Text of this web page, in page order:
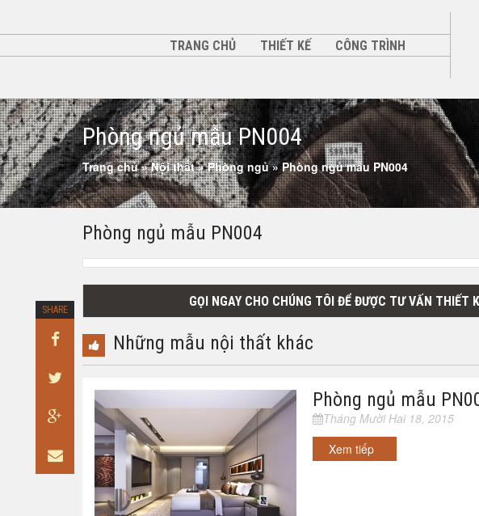
CÔNG TRÌNH
THIẾT KẾ
TRANG CHỦ
Phòng ngủ mẫu PN004
Trang chủ»Nội thất»Phòng ngủ»Phòng ngủ mẫu PN004
SHARE
Phòng ngủ mẫu PN004
GỌI NGAY CHO CHÚNG TÔI ĐỂ ĐƯỢC TƯ VẤN THIẾT
Những mẫu nội thất khác
Phòng ngủ mẫu
Tháng Mười Hai 18, 2015
Xem tiếp